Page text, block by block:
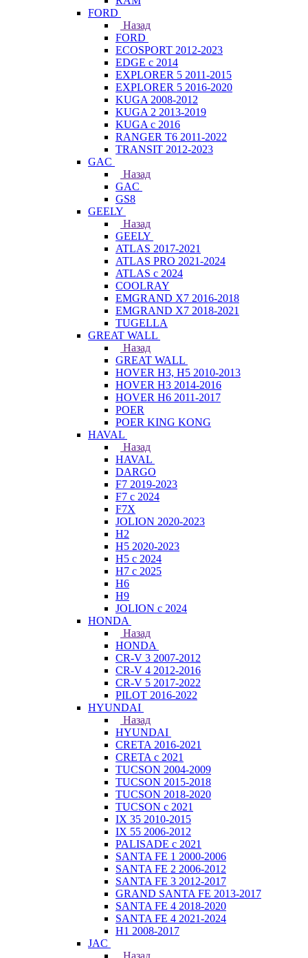
FORD
Назад
FORD
ECOSPORT 2012-2023
EDGE c 2014
EXPLORER 5 2011-2015
EXPLORER 5 2016-2020
KUGA 2008-2012
KUGA 2 2013-2019
KUGA с 2016
RANGER T6 2011-2022
TRANSIT 2012-2023
GAC
Назад
GAC
GS8
GEELY
Назад
GEELY
ATLAS 2017-2021
ATLAS PRO 2021-2024
ATLAS с 2024
COOLRAY
EMGRAND X7 2016-2018
EMGRAND X7 2018-2021
TUGELLA
GREAT WALL
Назад
GREAT WALL
HOVER H3, H5 2010-2013
HOVER H3 2014-2016
HOVER H6 2011-2017
POER
POER KING KONG
HAVAL
Назад
HAVAL
DARGO
F7 2019-2023
F7 с 2024
F7X
JOLION 2020-2023
H2
H5 2020-2023
H5 с 2024
H7 с 2025
H6
H9
JOLION с 2024
HONDA
Назад
HONDA
CR-V 3 2007-2012
CR-V 4 2012-2016
CR-V 5 2017-2022
PILOT 2016-2022
HYUNDAI
Назад
HYUNDAI
CRETA 2016-2021
CRETA с 2021
TUCSON 2004-2009
TUCSON 2015-2018
TUCSON 2018-2020
TUCSON с 2021
IX 35 2010-2015
IX 55 2006-2012
PALISADE с 2021
SANTA FE 1 2000-2006
SANTA FE 2 2006-2012
SANTA FE 3 2012-2017
GRAND SANTA FE 2013-2017
SANTA FE 4 2018-2020
SANTA FE 4 2021-2024
H1 2008-2017
JAC
Назад